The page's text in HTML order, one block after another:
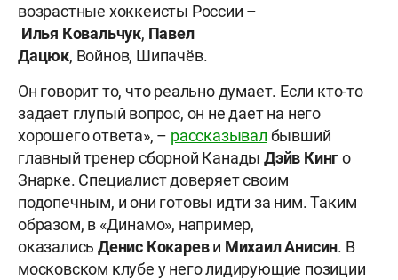
возрастные хоккеисты России –
Илья Ковальчук, Павел
Дацюк, Войнов, Шипачёв.
Он говорит то, что реально думает. Если кто-то
задает глупый вопрос, он не дает на него
хорошего ответа», – рассказывал бывший
главный тренер сборной Канады Дэйв Кинго
Знарке. Специалист доверяет своим
подопечным, и они готовы идти за ним. Таким
образом, в «Динамо», например,
оказались Денис Кокареви Михаил Анисин. В
московском клубе у него лидирующие позиции